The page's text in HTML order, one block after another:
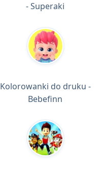
- Superaki
Kolorowanki do druku -
Bebefinn